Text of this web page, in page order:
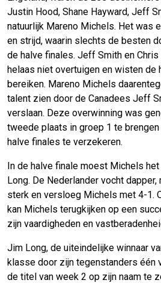
Justin Hood, Shane Hayward, Jeff
natuurlijk Mareno Michels. Het was
en strijd, waarin slechts de besten
de halve finales. Jeff Smith en Chris
helaas niet overtuigen en wisten de
bereiken. Mareno Michels
talent zien door de Canadees Jeff
verslaan. Deze overwinning was
tweede plaats in groep 1 te
halve finales te verzekeren.
In de halve finale moest Michels
Long. De Nederlander vocht
sterk en versloeg Michels met 4-1.
kan Michels terugkijken op een
zijn vaardigheden en
Jim Long, de uiteindelijke winnaar
klasse door zijn tegenstanders één
de titel van week 2 op zijn naam te